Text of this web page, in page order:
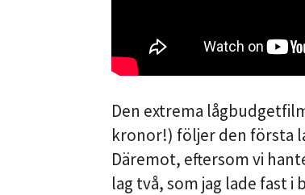
Den extrema
kronor!) följer den första
Däremot, eftersom vi
lag två, som jag lade fast